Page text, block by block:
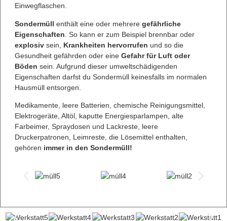
Einwegflaschen.
Sondermüll enthält eine oder mehrere gefährliche
Eigenschaften . So kann er zum Beispiel brennbar oder
explosiv sein, Krankheiten hervorrufen und so die
Gesundheit gefährden oder eine Gefahr für Luft oder
Böden sein. Aufgrund dieser umweltschädigenden
Eigenschaften darfst du Sondermüll keinesfalls im normalen
Hausmüll entsorgen.
Medikamente, leere Batterien, chemische Reinigungsmittel,
Elektrogeräte, Altöl, kaputte Energiesparlampen, alte
Farbeimer, Spraydosen und Lackreste, leere
Druckerpatronen, Leimreste, die Lösemittel enthalten,
gehören immer in den Sondermüll!